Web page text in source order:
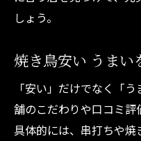
しょう。
焼き鳥安い うまい
「安い」だけでなく「
舗のこだわりや口コミ評
具体的には、串打ちや